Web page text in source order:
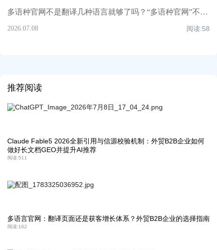
多语种官网不是翻译几种语言就够了吗？“多语种官网”不等于“多语言翻译”
2026.07.08 阅读:58
推荐阅读
Claude Fable5 2026全新引用与信源校验机制：外贸B2B企业如何
做好长文档GEO并提升AI推荐
阅读:511
多语言官网：翻译页面还是获客增长体系？外贸B2B企业的选择指南
阅读:162